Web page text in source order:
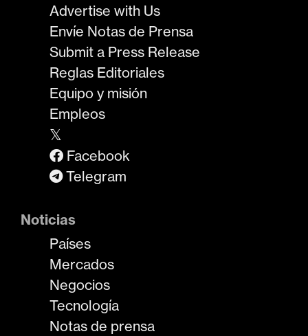
Advertise with Us
Envíe Notas de Prensa
Submit a Press Release
Reglas Editoriales
Equipo y misión
Empleos
𝕏
Facebook
Telegram
Noticias
Países
Mercados
Negocios
Tecnología
Notas de prensa